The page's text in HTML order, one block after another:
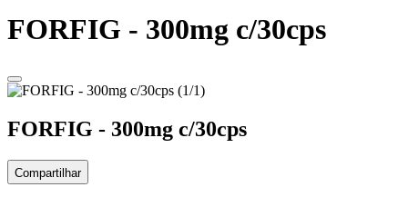
FORFIG - 300mg c/30cps
FORFIG - 300mg c/30cps
Compartilhar